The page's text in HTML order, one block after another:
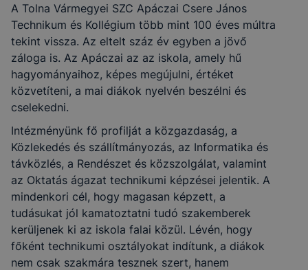
A Tolna Vármegyei SZC Apáczai Csere János
Technikum és Kollégium több mint 100 éves múltra
tekint vissza. Az eltelt száz év egyben a jövő
záloga is. Az Apáczai az az iskola, amely hű
hagyományaihoz, képes megújulni, értéket
közvetíteni, a mai diákok nyelvén beszélni és
cselekedni.
Intézményünk fő profilját a közgazdaság, a
Közlekedés és szállítmányozás, az Informatika és
távközlés, a Rendészet és közszolgálat, valamint
az Oktatás ágazat technikumi képzései jelentik. A
mindenkori cél, hogy magasan képzett, a
tudásukat jól kamatoztatni tudó szakemberek
kerüljenek ki az iskola falai közül. Lévén, hogy
főként technikumi osztályokat indítunk, a diákok
nem csak szakmára tesznek szert, hanem